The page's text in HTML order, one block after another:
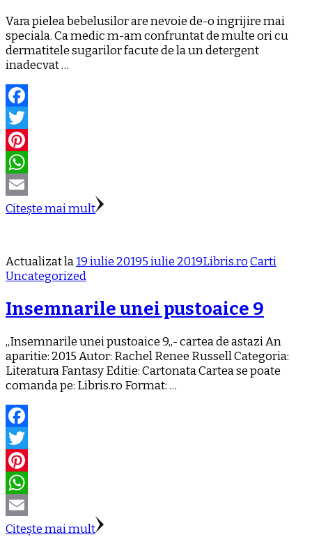
Vara pielea bebelusilor are nevoie de-o ingrijire mai
speciala. Ca medic m-am confruntat de multe ori cu
dermatitele sugarilor facute de la un detergent
inadecvat …
Facebook
Twitter
Pinterest
WhatsApp
Email
Citește mai mult
Actualizat la19 iulie 20195 iulie 2019Libris.roCarti
Uncategorized
Insemnarile unei pustoaice 9
„Insemnarile unei pustoaice 9„- cartea de astazi An
aparitie: 2015 Autor: Rachel Renee Russell Categoria:
Literatura Fantasy Editie: Cartonata Cartea se poate
comanda pe: Libris.ro Format: …
Facebook
Twitter
Pinterest
WhatsApp
Email
Citește mai mult